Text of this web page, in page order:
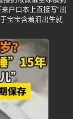
户口本上直接写“出
宝宝含着泪出生就